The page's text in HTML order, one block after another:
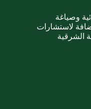
وصياغة
لاستشارات
الشرقية